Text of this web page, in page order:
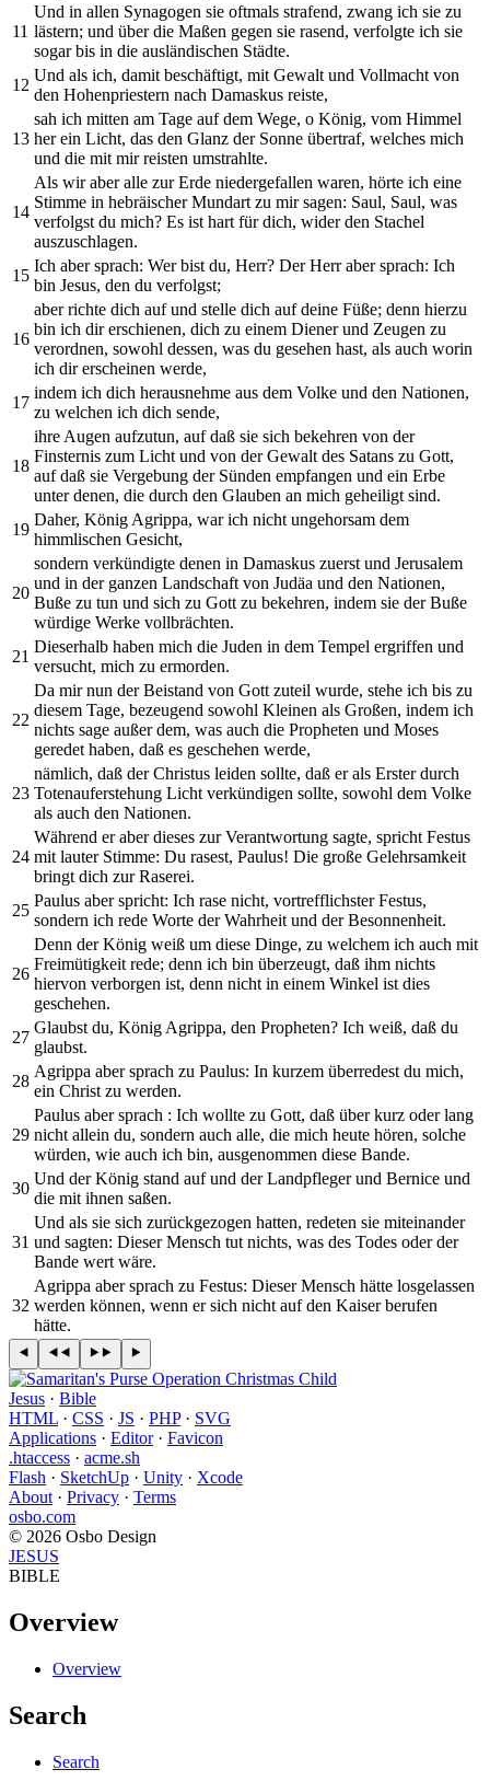
11
Und in allen Synagogen sie oftmals strafend, zwang ich sie zu
lästern; und über die Maßen gegen sie rasend, verfolgte ich sie
sogar bis in die ausländischen Städte.
12
Und als ich, damit beschäftigt, mit Gewalt und Vollmacht von
den Hohenpriestern nach Damaskus reiste,
13
sah ich mitten am Tage auf dem Wege, o König, vom Himmel
her ein Licht, das den Glanz der Sonne übertraf, welches mich
und die mit mir reisten umstrahlte.
14
Als wir aber alle zur Erde niedergefallen waren, hörte ich eine
Stimme in hebräischer Mundart zu mir sagen: Saul, Saul, was
verfolgst du mich? Es ist hart für dich, wider den Stachel
auszuschlagen.
15
Ich aber sprach: Wer bist du, Herr? Der Herr aber sprach: Ich
bin Jesus, den du verfolgst;
16
aber richte dich auf und stelle dich auf deine Füße; denn hierzu
bin ich dir erschienen, dich zu einem Diener und Zeugen zu
verordnen, sowohl dessen, was du gesehen hast, als auch worin
ich dir erscheinen werde,
17
indem ich dich herausnehme aus dem Volke und den Nationen,
zu welchen ich dich sende,
18
ihre Augen aufzutun, auf daß sie sich bekehren von der
Finsternis zum Licht und von der Gewalt des Satans zu Gott,
auf daß sie Vergebung der Sünden empfangen und ein Erbe
unter denen, die durch den Glauben an mich geheiligt sind.
19
Daher, König Agrippa, war ich nicht ungehorsam dem
himmlischen Gesicht,
20
sondern verkündigte denen in Damaskus zuerst und Jerusalem
und in der ganzen Landschaft von Judäa und den Nationen,
Buße zu tun und sich zu Gott zu bekehren, indem sie der Buße
würdige Werke vollbrächten.
21
Dieserhalb haben mich die Juden in dem Tempel ergriffen und
versucht, mich zu ermorden.
22
Da mir nun der Beistand von Gott zuteil wurde, stehe ich bis zu
diesem Tage, bezeugend sowohl Kleinen als Großen, indem ich
nichts sage außer dem, was auch die Propheten und Moses
geredet haben, daß es geschehen werde,
23
nämlich, daß der Christus leiden sollte, daß er als Erster durch
Totenauferstehung Licht verkündigen sollte, sowohl dem Volke
als auch den Nationen.
24
Während er aber dieses zur Verantwortung sagte, spricht Festus
mit lauter Stimme: Du rasest, Paulus! Die große Gelehrsamkeit
bringt dich zur Raserei.
25
Paulus aber spricht: Ich rase nicht, vortrefflichster Festus,
sondern ich rede Worte der Wahrheit und der Besonnenheit.
26
Denn der König weiß um diese Dinge, zu welchem ich auch mit
Freimütigkeit rede; denn ich bin überzeugt, daß ihm nichts
hiervon verborgen ist, denn nicht in einem Winkel ist dies
geschehen.
27
Glaubst du, König Agrippa, den Propheten? Ich weiß, daß du
glaubst.
28
Agrippa aber sprach zu Paulus: In kurzem überredest du mich,
ein Christ zu werden.
29
Paulus aber sprach : Ich wollte zu Gott, daß über kurz oder lang
nicht allein du, sondern auch alle, die mich heute hören, solche
würden, wie auch ich bin, ausgenommen diese Bande.
30
Und der König stand auf und der Landpfleger und Bernice und
die mit ihnen saßen.
31
Und als sie sich zurückgezogen hatten, redeten sie miteinander
und sagten: Dieser Mensch tut nichts, was des Todes oder der
Bande wert wäre.
32
Agrippa aber sprach zu Festus: Dieser Mensch hätte losgelassen
werden können, wenn er sich nicht auf den Kaiser berufen
hätte.
Jesus · Bible
HTML · CSS · JS · PHP· SVG
Applications · Editor· Favicon
.htaccess · acme.sh
Flash · SketchUp · Unity · Xcode
About · Privacy · Terms
osbo.com
© 2026 Osbo Design
JESUS
BIBLE
Overview
Overview
Search
Search